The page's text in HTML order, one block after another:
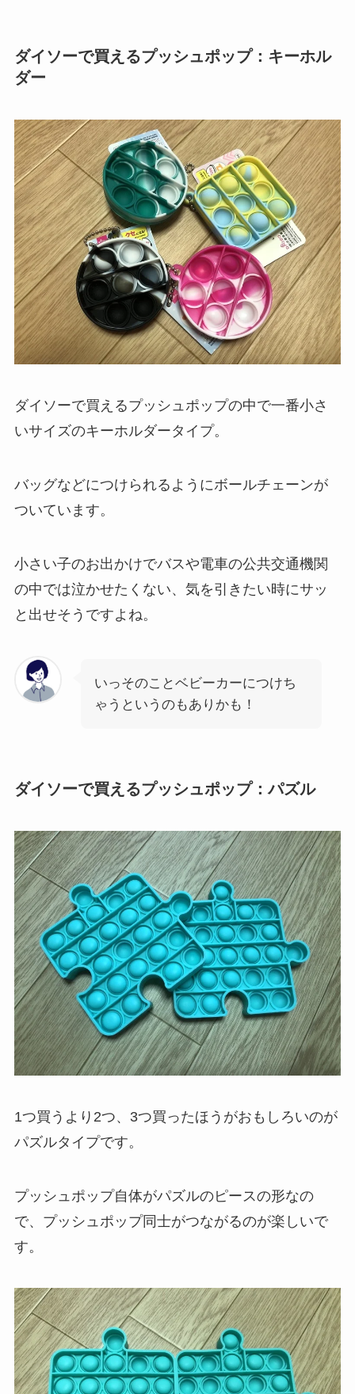
ダイソーで買えるプッシュポップ：キーホル
ダー
ダイソーで買えるプッシュポップの中で一番小さ
いサイズのキーホルダータイプ。
バッグなどにつけられるようにボールチェーンが
ついています。
小さい子のお出かけでバスや電車の公共交通機関
の中では泣かせたくない、気を引きたい時にサッ
と出せそうですよね。
いっそのことベビーカーにつけち
ゃうというのもありかも！
ダイソーで買えるプッシュポップ：パズル
1つ買うより2つ、3つ買ったほうがおもしろいのが
パズルタイプです。
プッシュポップ自体がパズルのピースの形なの
で、プッシュポップ同士がつながるのが楽しいで
す。